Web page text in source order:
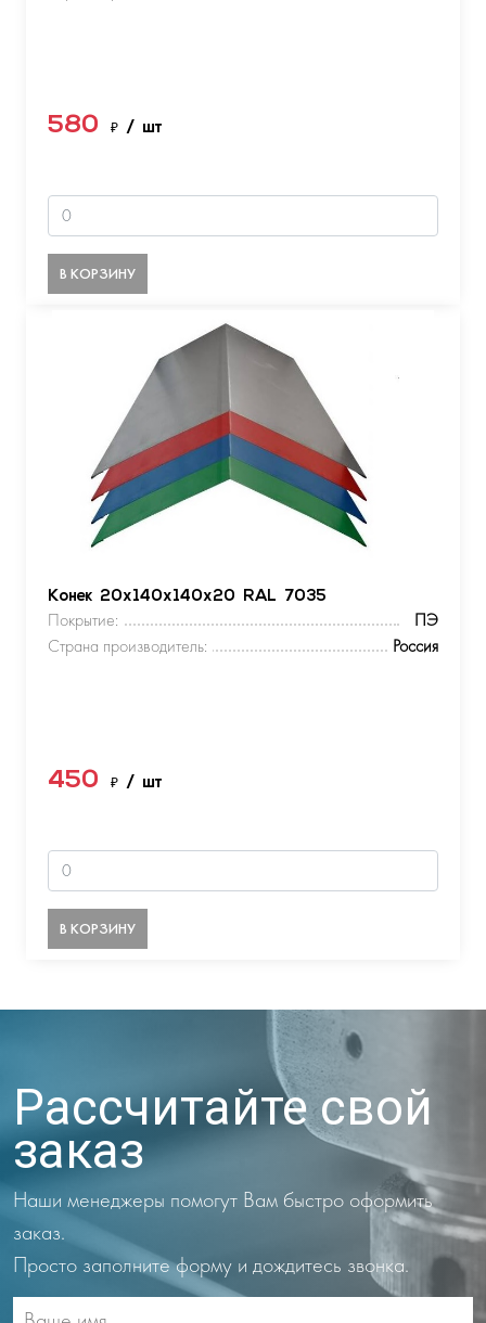
580 ₽ / шт
В КОРЗИНУ
Конек 20х140х140х20 RAL 7035
Покрытие:
ПЭ
Страна производитель:
Россия
450 ₽ / шт
В КОРЗИНУ
Рассчитайте свой
заказ
Наши менеджеры помогут Вам быстро оформить
заказ.
Просто заполните форму и дождитесь звонка.